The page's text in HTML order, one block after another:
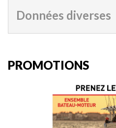
Données diverses
PROMOTIONS